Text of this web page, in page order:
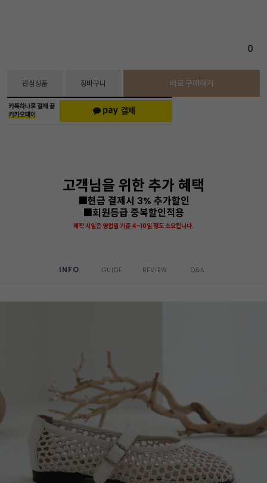
0
관심상품 장바구니 바로 구매하기
고객님을 위한 추가 혜택
■현금 결제시 3% 추가할인
■회원등급 중복할인적용
제작 시일은 영업일 기준 4~10일 정도 소요됩니다.
INFO GUIDE REVIEW Q&A